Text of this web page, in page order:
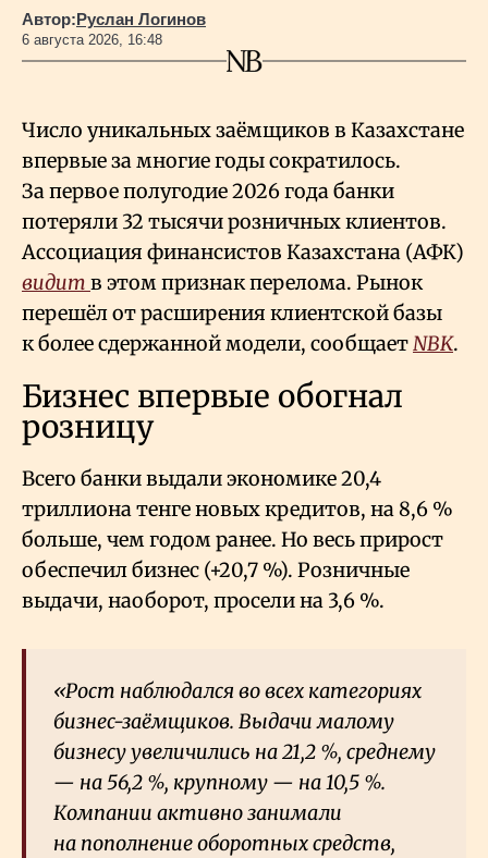
Автор:Руслан Логинов
6 августа 2026, 16:48
Число уникальных заёмщиков в Казахстане
впервые за многие годы сократилось.
За первое полугодие 2026 года банки
потеряли 32 тысячи розничных клиентов.
Ассоциация финансистов Казахстана (АФК)
видит в этом признак перелома. Рынок
перешёл от расширения клиентской базы
к более сдержанной модели, сообщаетNBK.
Бизнес впервые обогнал
розницу
Всего банки выдали экономике 20,4
триллиона тенге новых кредитов, на 8,6 %
больше, чем годом ранее. Но весь прирост
обеспечил бизнес (+20,7 %). Розничные
выдачи, наоборот, просели на 3,6 %.
«Рост наблюдался во всех категориях
бизнес-заёмщиков. Выдачи малому
бизнесу увеличились на 21,2 %, среднему
— на 56,2 %, крупному — на 10,5 %.
Компании активно занимали
на пополнение оборотных средств,